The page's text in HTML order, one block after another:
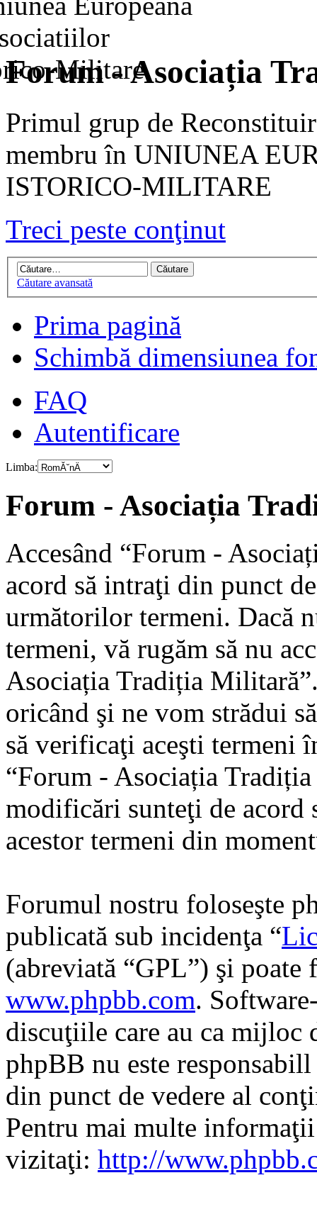
Forum - Asociația
Primul grup de
membru în UNIUNEA
ISTORICO-MILITARE
Treci peste conţinut
Căutare avansată
Prima pagină
Schimbă dimensiunea
FAQ
Autentificare
Limba:
Forum - Asociația
Accesând “Forum -
acord să intraţi din punct
următorilor termeni. Dacă
termeni, vă rugăm să nu
Asociația Tradiția
oricând şi ne vom strădui
să verificaţi aceşti termeni
“Forum - Asociația
modificări sunteţi de acord
acestor termeni din
Forumul nostru foloseşte
publicată sub incidenţa “
(abreviată “GPL”) şi poate
www.phpbb.com.
discuţiile care au ca mijloc
phpBB nu este
din punct de vedere al
Pentru mai multe
vizitaţi: http://